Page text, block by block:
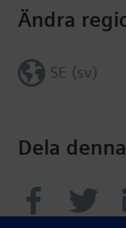
Dela
Ändra
SE (sv)